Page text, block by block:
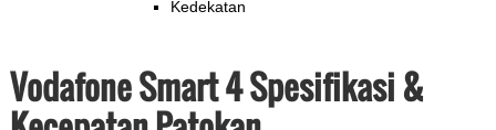
Kedekatan
Vodafone Smart 4 Spesifikasi &